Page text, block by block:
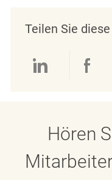
Teilen Sie
linkedin
Hören